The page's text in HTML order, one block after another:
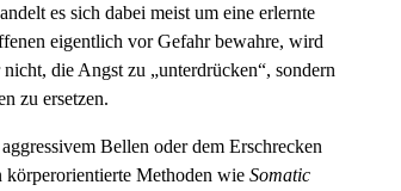
es sich dabei meist um eine erlernte
eigentlich vor Gefahr bewahre, wird
die Angst zu „unterdrücken“, sondern
zu ersetzen.
Bellen oder dem Erschrecken
körperorientierte Methoden wie Somatic